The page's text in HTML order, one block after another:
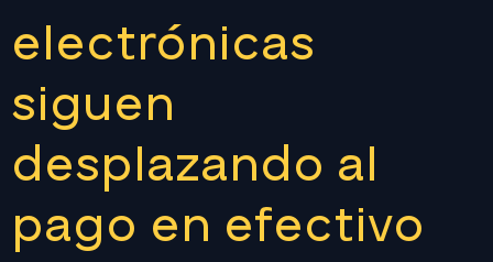
electrónicas
siguen
desplazando al
pago en efectivo